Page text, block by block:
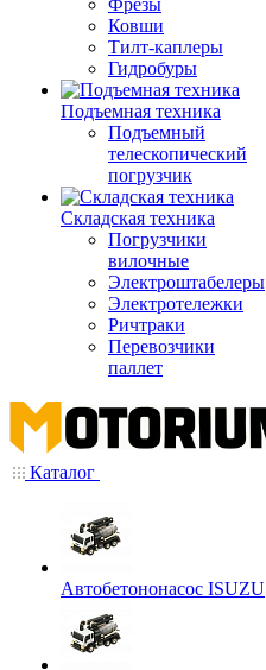
Фрезы
Ковши
Тилт-каплеры
Гидробуры
Подъемная техника
Подъемный
телескопический
погрузчик
Складская техника
Погрузчики
вилочные
Электроштабелеры
Электротележки
Ричтраки
Перевозчики
паллет
Каталог
Автобетононасос ISUZU